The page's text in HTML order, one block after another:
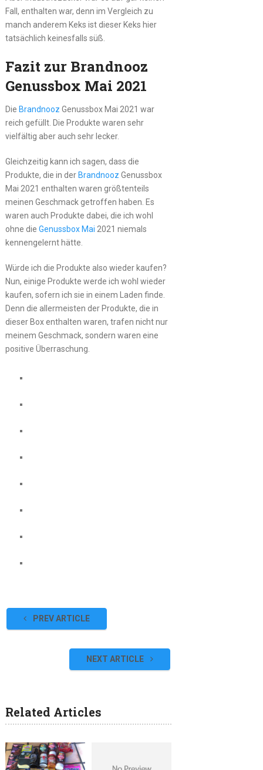
Fall, enthalten war, denn im Vergleich zu
manch anderem Keks ist dieser Keks hier
tatsächlich keinesfalls süß.
Fazit zur Brandnooz
Genussbox Mai 2021
Die Brandnooz Genussbox Mai 2021 war
reich gefüllt. Die Produkte waren sehr
vielfältig aber auch sehr lecker.
Gleichzeitig kann ich sagen, dass die
Produkte, die in derBrandnooz Genussbox
Mai 2021 enthalten waren größtenteils
meinen Geschmack getroffen haben. Es
waren auch Produkte dabei, die ich wohl
ohne die Genussbox Mai 2021 niemals
kennengelernt hätte.
Würde ich die Produkte also wieder kaufen?
Nun, einige Produkte werde ich wohl wieder
kaufen, sofern ich sie in einem Laden finde.
Denn die allermeisten der Produkte, die in
dieser Box enthalten waren, trafen nicht nur
meinem Geschmack, sondern waren eine
positive Überraschung.
PREV ARTICLE
NEXT ARTICLE
Related Articles